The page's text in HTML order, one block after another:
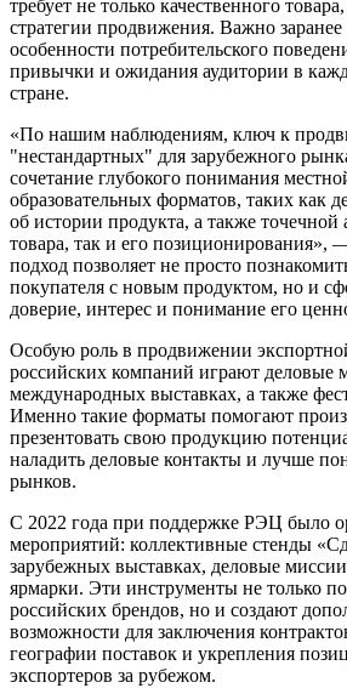
требует не только качественного
стратегии продвижения. Важно заранее
особенности потребительского
привычки и ожидания аудитории в
стране.
«По нашим наблюдениям, ключ к
"нестандартных" для зарубежного
сочетание глубокого понимания
образовательных форматов, таких как
об истории продукта, а также точечной
товара, так и его позиционирования»,
подход позволяет не просто
покупателя с новым продуктом, но и
доверие, интерес и понимание его
Особую роль в продвижении
российских компаний играют деловые
международных выставках, а также
Именно такие форматы помогают
презентовать свою продукцию
наладить деловые контакты и лучше
рынков.
С 2022 года при поддержке РЭЦ было
мероприятий: коллективные стенды
зарубежных выставках, деловые
ярмарки. Эти инструменты не только
российских брендов, но и создают
возможности для заключения
географии поставок и укрепления
экспортеров за рубежом.